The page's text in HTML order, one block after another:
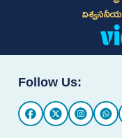
విశ్వసనీయ
Follow Us: